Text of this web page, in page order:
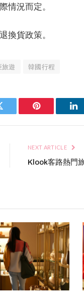
情況而定。
換貨政策。
旅遊 韓國行程
Pinterest
NEXT ARTICLE
Klook客路熱門